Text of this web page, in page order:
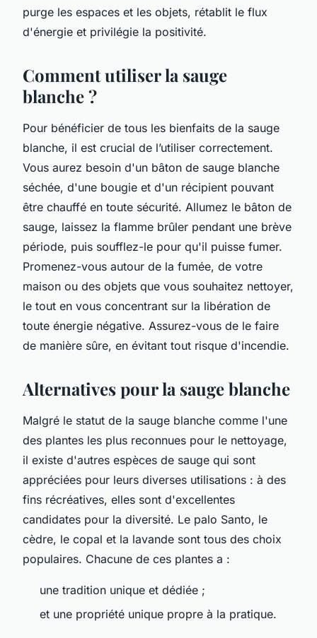
purge les espaces et les objets, rétablit le flux
d'énergie et privilégie la positivité.
Comment utiliser la sauge
blanche ?
Pour bénéficier de tous les bienfaits de la sauge
blanche, il est crucial de l’utiliser correctement.
Vous aurez besoin d'un bâton de sauge blanche
séchée, d'une bougie et d'un récipient pouvant
être chauffé en toute sécurité. Allumez le bâton de
sauge, laissez la flamme brûler pendant une brève
période, puis soufflez-le pour qu'il puisse fumer.
Promenez-vous autour de la fumée, de votre
maison ou des objets que vous souhaitez nettoyer,
le tout en vous concentrant sur la libération de
toute énergie négative. Assurez-vous de le faire
de manière sûre, en évitant tout risque d'incendie.
Alternatives pour la sauge blanche
Malgré le statut de la sauge blanche comme l'une
des plantes les plus reconnues pour le nettoyage,
il existe d'autres espèces de sauge qui sont
appréciées pour leurs diverses utilisations : à des
fins récréatives, elles sont d'excellentes
candidates pour la diversité. Le palo Santo, le
cèdre, le copal et la lavande sont tous des choix
populaires. Chacune de ces plantes a :
une tradition unique et dédiée ;
et une propriété unique propre à la pratique.